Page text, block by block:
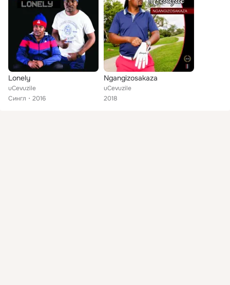
Lonely
uCevuzile
Сингл
2016
Ngangizosakaza
uCevuzile
2018